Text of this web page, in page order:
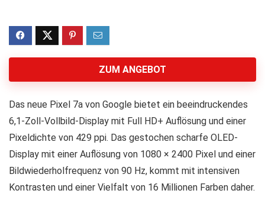
ZUM ANGEBOT
Das neue Pixel 7a von Google bietet ein beeindruckendes
6,1-Zoll-Vollbild-Display mit Full HD+ Auflösung und einer
Pixeldichte von 429 ppi. Das gestochen scharfe OLED-
Display mit einer Auflösung von 1080 × 2400 Pixel und einer
Bildwiederholfrequenz von 90 Hz, kommt mit intensiven
Kontrasten und einer Vielfalt von 16 Millionen Farben daher.